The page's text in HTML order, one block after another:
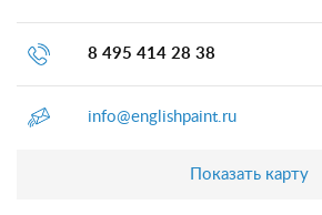
8 495 414 28 38
info@englishpaint.ru
Показать карту